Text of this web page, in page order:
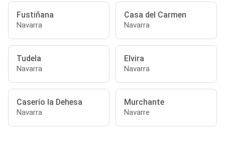
Fustiñana
Navarra
Casa del Carmen
Navarra
Tudela
Navarra
Elvira
Navarra
Caserío la Dehesa
Navarra
Murchante
Navarre